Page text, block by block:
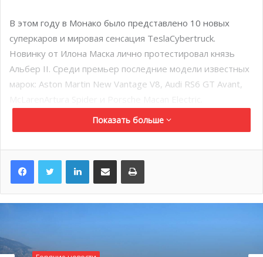
В этом году в Монако было представлено 10 новых
суперкаров и мировая сенсация TeslaCybertruck.
Новинку от Илона Маска лично протестировал князь
Альбер II. Среди премьер последние модели известных
марок: Aston Martin New Vantage V8, Audi RS6 GT Avant,
Китайские BYD, Venturi и Audi, представляют передовые
электрического двигателя. Монегасская компания Venturi
продемонстрировала переводую модель лунохода,
миссию.
века, среди которых редкий Mercedes«Silver Arrow»
Показать больше
LinkedInПоделиться по электронной почте Распечатать